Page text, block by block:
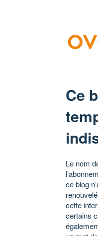
Ce
Le nom
ce blog
cette
certains